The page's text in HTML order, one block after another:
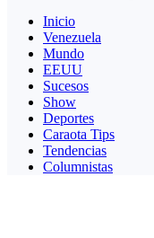
Inicio
Venezuela
Mundo
EEUU
Sucesos
Show
Deportes
Caraota Tips
Tendencias
Columnistas